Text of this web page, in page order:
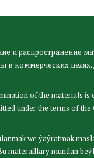
и распространение
в коммерческих
of the materials
under the terms of the
we ýaýratmak
materaillary mundan